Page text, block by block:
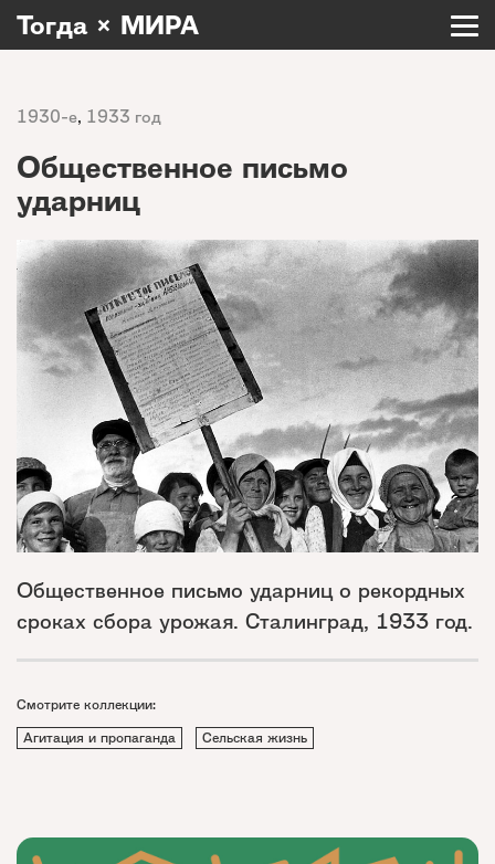
Тогда × МИРА
1930-е, 1933 год
Общественное письмо
ударниц
Общественное письмо ударниц о рекордных
сроках сбора урожая. Сталинград, 1933 год.
Смотрите коллекции:
Агитация и пропаганда
Сельская жизнь